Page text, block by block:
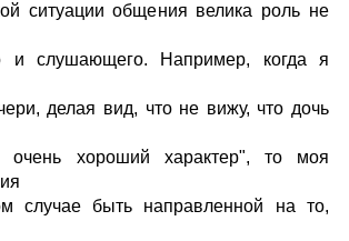
ситуации общения велика роль не
и слушающего. Например, когда я
делая вид, что не вижу, что дочь
хороший характер", то моя
случае быть направленной на то,